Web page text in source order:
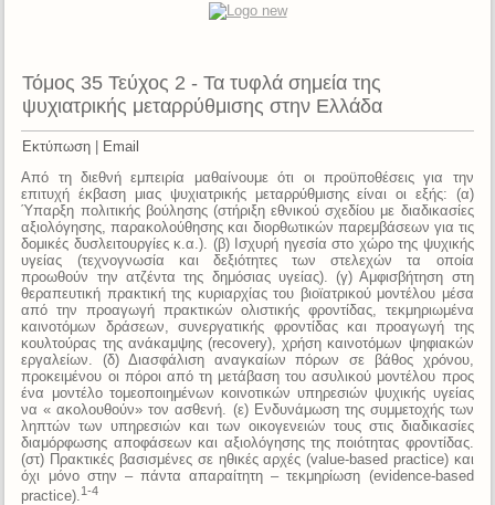
Τόμος 35 Τεύχος 2 - Τα τυφλά σημεία της
ψυχιατρικής μεταρρύθμισης στην Ελλάδα
Εκτύπωση | Email
Από τη διεθνή εμπειρία μαθαίνουμε ότι οι προϋποθέσεις για την
επιτυχή έκβαση μιας ψυχιατρικής μεταρρύθμισης είναι οι εξής: (α)
Ύπαρξη πολιτικής βούλησης (στήριξη εθνικού σχεδίου με διαδικασίες
αξιολόγησης, παρακολούθησης και διορθωτικών παρεμβάσεων για τις
δομικές δυσλειτουργίες κ.α.). (β) Ισχυρή ηγεσία στο χώρο της ψυχικής
υγείας (τεχνογνωσία και δεξιότητες των στελεχών τα οποία
προωθούν την ατζέντα της δημόσιας υγείας). (γ) Αμφισβήτηση στη
θεραπευτική πρακτική της κυριαρχίας του βιοϊατρικού μοντέλου μέσα
από την προαγωγή πρακτικών ολιστικής φροντίδας, τεκμηριωμένα
καινοτόμων δράσεων, συνεργατικής φροντίδας και προαγωγή της
κουλτούρας της ανάκαμψης (recovery), χρήση καινοτόμων ψηφιακών
εργαλείων. (δ) Διασφάλιση αναγκαίων πόρων σε βάθος χρόνου,
προκειμένου οι πόροι από τη μετάβαση του ασυλικού μοντέλου προς
ένα μοντέλο τομεοποιημένων κοινοτικών υπηρεσιών ψυχικής υγείας
να « ακολουθούν» τον ασθενή. (ε) Ενδυνάμωση της συμμετοχής των
ληπτών των υπηρεσιών και των οικογενειών τους στις διαδικασίες
διαμόρφωσης αποφάσεων και αξιολόγησης της ποιότητας φροντίδας.
(στ) Πρακτικές βασισμένες σε ηθικές αρχές (value-based practice) και
όχι μόνο στην – πάντα απαραίτητη – τεκμηρίωση (evidence-based
practice). 1-4